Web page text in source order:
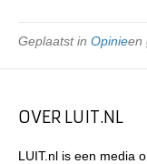
Geplaatst in Opinieen
OVER LUIT.NL
LUIT.nl is een media